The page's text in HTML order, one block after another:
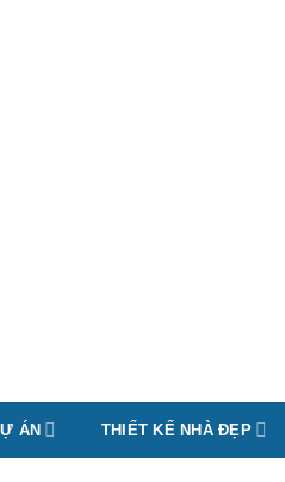
ÁN THIẾT KẾ NHÀ ĐẸP